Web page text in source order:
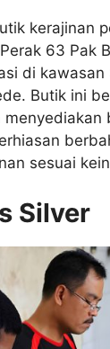
kerajinan
63 Pak
di kawasan
Butik ini
sesuai
Silver